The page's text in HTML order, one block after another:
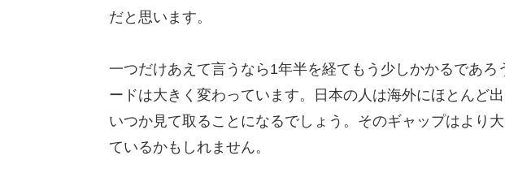
だと思います。
一つだけあえて言うなら1年半を経てもう少しかかるであ
ードは大きく変わっています。日本の人は海外にほとんど
いつか見て取ることになるでしょう。そのギャップはより
ているかもしれません。